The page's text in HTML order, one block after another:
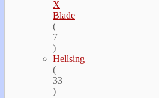
Х
Blade
(
7
)
Hellsing
(
33
)